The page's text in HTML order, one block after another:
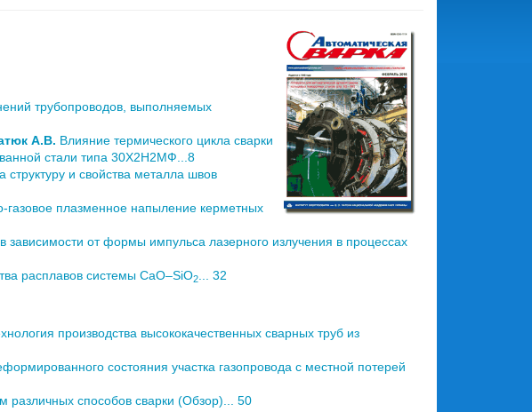
трубопроводов, выполняемых
А.В. Влияние термического цикла сварки
стали типа 30Х2Н2МФ...8
и свойства металла швов
газовое плазменное напыление керметных
от формы импульса лазерного излучения в процессах
расплавов системы CaO–SiO2 ... 32
производства высококачественных сварных труб из
состояния участка газопровода с местной потерей
различных способов сварки (Обзор)... 50